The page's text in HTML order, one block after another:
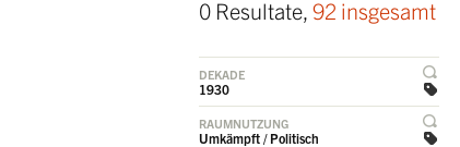
0 Resultate, 92 insgesamt
DEKADE
1930
RAUMNUTZUNG
Umkämpft / Politisch